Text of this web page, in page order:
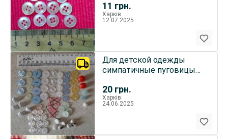
11 грн.
Харків
12.07.2025
20 грн.
Для детской одежды
симпатичные пуговицы
Харків
24.06.2025